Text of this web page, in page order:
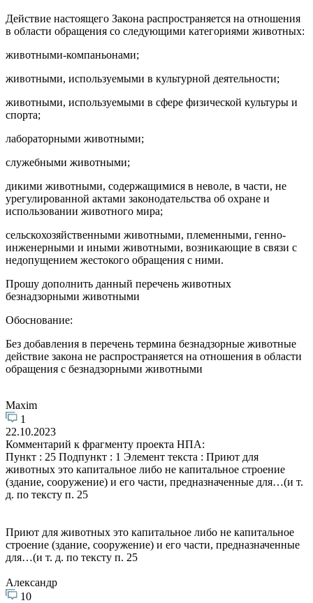
Действие настоящего Закона распространяется на отношения
в области обращения со следующими категориями животных:
животными-компаньонами;
животными, используемыми в культурной деятельности;
животными, используемыми в сфере физической культуры и
спорта;
лабораторными животными;
служебными животными;
дикими животными, содержащимися в неволе, в части, не
урегулированной актами законодательства об охране и
использовании животного мира;
сельскохозяйственными животными, племенными, генно-
инженерными и иными животными, возникающие в связи с
недопущением жестокого обращения с ними.
Прошу дополнить данный перечень животных
безнадзорными животными
Обоснование:
Без добавления в перечень термина безнадзорные животные
действие закона не распространяется на отношения в области
обращения с безнадзорными животными
Maxim
1
22.10.2023
Комментарий к фрагменту проекта НПА:
Пункт : 25 Подпункт : 1 Элемент текста : Приют для
животных это капитальное либо не капитальное строение
(здание, сооружение) и его части, предназначенные для…(и т.
д. по тексту п. 25
Приют для животных это капитальное либо не капитальное
строение (здание, сооружение) и его части, предназначенные
для…(и т. д. по тексту п. 25
Александр
10